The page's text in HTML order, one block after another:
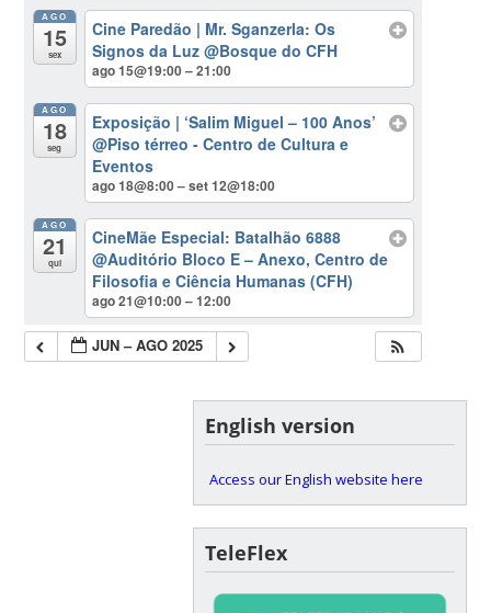
AGO
15
sex
Cine Paredão | Mr. Sganzerla: Os
Signos da Luz@Bosque do CFH
ago 15@19:00 – 21:00
AGO
18
seg
Exposição | ‘Salim Miguel – 100 Anos’
@Piso térreo - Centro de Cultura e
Eventos
ago 18@8:00 – set 12@18:00
AGO
21
qui
CineMãe Especial: Batalhão 6888
@Auditório Bloco E – Anexo, Centro de
Filosofia e Ciência Humanas (CFH)
ago 21@10:00 – 12:00
JUN – AGO 2025
English version
Access our English website here
TeleFlex